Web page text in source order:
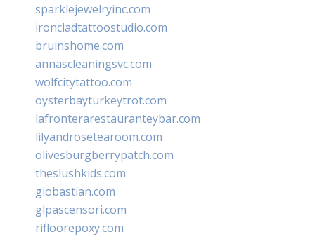
sparklejewelryinc.com
ironcladtattoostudio.com
bruinshome.com
annascleaningsvc.com
wolfcitytattoo.com
oysterbayturkeytrot.com
lafronterarestauranteybar.com
lilyandrosetearoom.com
olivesburgberrypatch.com
theslushkids.com
giobastian.com
glpascensori.com
rifloorepoxy.com